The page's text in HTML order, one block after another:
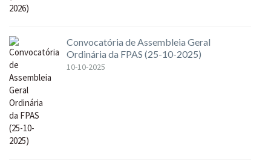
Convocatória de Assembleia Geral
Ordinária da FPAS (25-10-2025)
10-10-2025